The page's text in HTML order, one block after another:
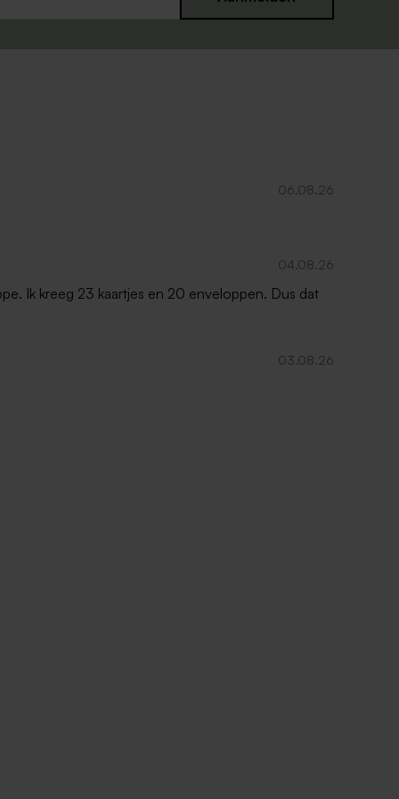
06.08.26
04.08.26
Ik kreeg 23 kaartjes en 20 enveloppen. Dus dat
03.08.26